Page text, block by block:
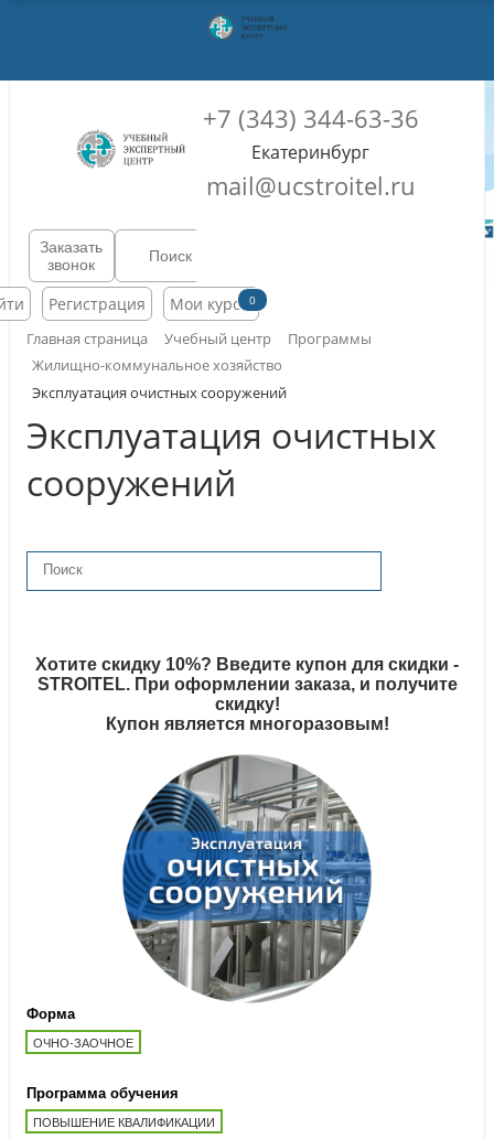
+7 (343) 344-63-36
Екатеринбург
mail@ucstroitel.ru
Заказать
звонок
Регистрация Мои курсы0
Главная страница Учебный центр
Программы
Жилищно-коммунальное хозяйство
Эксплуатация очистных сооружений
Эксплуатация очистных
сооружений
Хотите скидку 10%? Введите купон для скидки -
STROITEL. При оформлении заказа, и получите
скидку!
Купон является многоразовым!
Форма
ОЧНО-ЗАОЧНОЕ
Программа обучения
ПОВЫШЕНИЕ КВАЛИФИКАЦИИ